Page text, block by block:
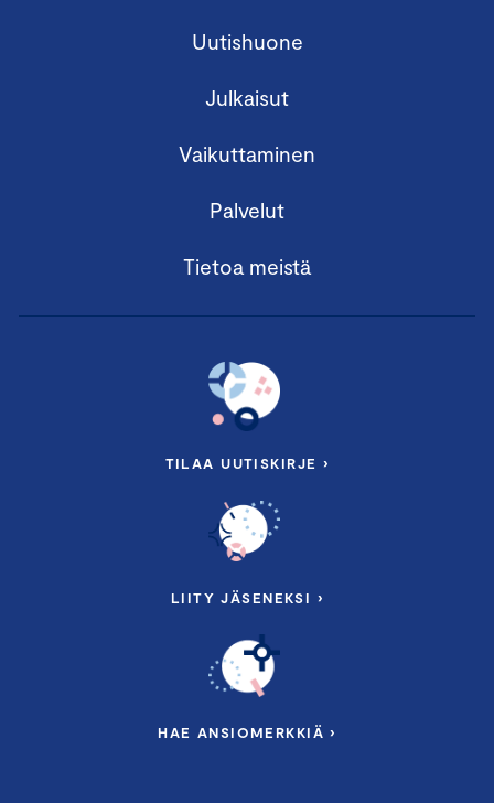
Uutishuone
Julkaisut
Vaikuttaminen
Palvelut
Tietoa meistä
TILAA UUTISKIRJE ›
LIITY JÄSENEKSI ›
HAE ANSIOMERKKIÄ ›